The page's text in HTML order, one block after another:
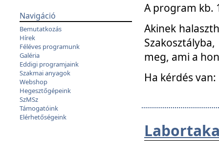
Navigáció
Bemutatkozás
Hírek
Féléves programunk
Galéria
Eddigi programjaink
Szakmai anyagok
Webshop
Hegesztőgépeink
SzMSz
Támogatóink
Elérhetőségeink
A program kb.
Akinek
meg, ami a
Ha kérdés